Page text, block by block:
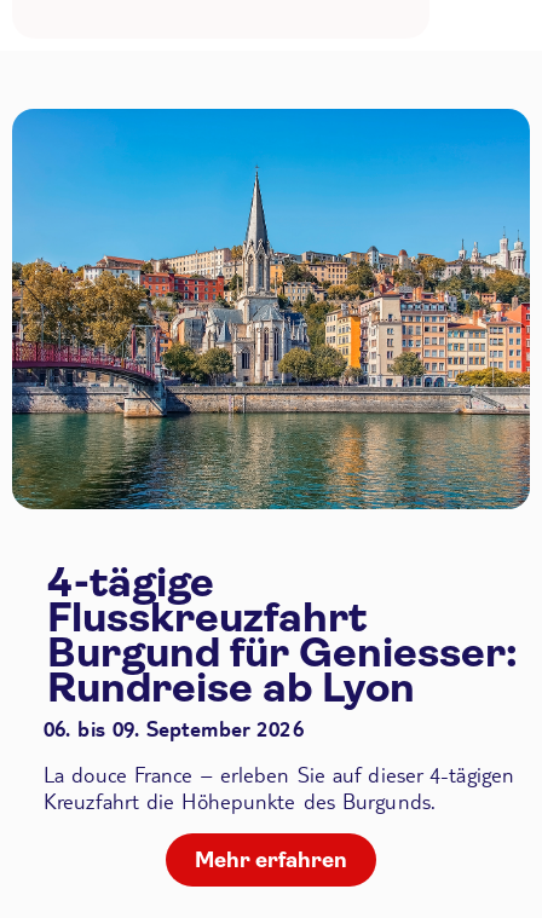
4-tägige
Flusskreuzfahrt
Burgund für Geniesser:
Rundreise ab Lyon
06. bis 09. September 2026
La douce France – erleben Sie auf dieser 4-tägigen
Kreuzfahrt die Höhepunkte des Burgunds.
Mehr erfahren